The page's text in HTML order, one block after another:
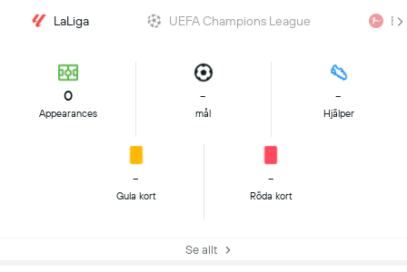
LaLiga UEFA Champions League
0
Appearances
-
mål
-
Hjälper
-
Gula kort
-
Röda kort
Se allt